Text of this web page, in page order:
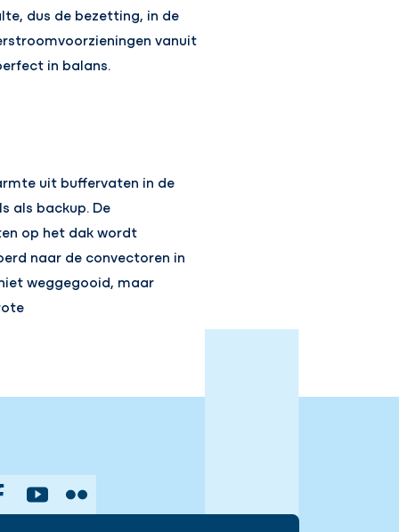
dus de bezetting, in de
vanuit
in balans.
uit buffervaten in de
als backup. De
op het dak wordt
naar de convectoren in
weggegooid, maar
YouTubeFlickr